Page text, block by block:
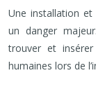
Une installation et
un danger
trouver et
humaines lors de